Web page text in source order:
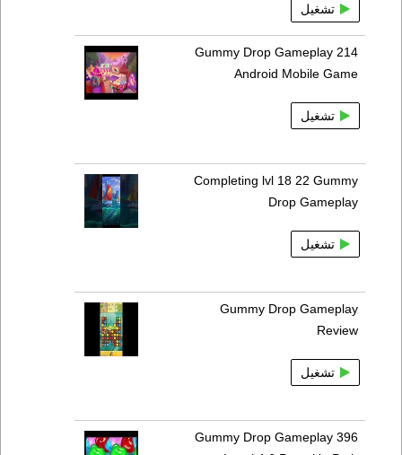
تشغيل
Gummy Drop Gameplay 214
Android Mobile Game
تشغيل
Completing lvl 18 22 Gummy
Drop Gameplay
تشغيل
Gummy Drop Gameplay
Review
تشغيل
Gummy Drop Gameplay 396